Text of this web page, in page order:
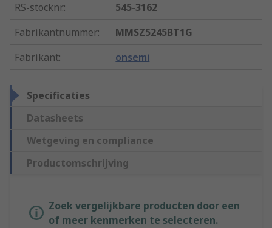
RS-stocknr.:
545-3162
Fabrikantnummer:
MMSZ5245BT1G
Fabrikant: onsemi
Specificaties
Datasheets
Wetgeving en compliance
Productomschrijving
Zoek vergelijkbare producten door een
of meer kenmerken te selecteren.